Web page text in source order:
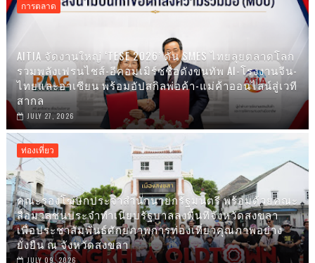
การตลาด
AITIA จัดงานใหญ่ ‘TESE 2026’ ดัน SMES ไทยลุยตลาดโลก
รวมพลังเฟรนไชส์-อีคอมเมิร์ซชื่อดังขนทัพ AI-โรงงานจีน-
ไทยและอาเซียน พร้อมอัปสกิลพ่อค้า-แม่ค้าออนไลน์สู่เวที
สากล
JULY 27, 2026
ท่องเที่ยว
คณะรองโฆษกประจำสำนักนายกรัฐมนตรี พร้อมด้วยคณะ
สื่อมวลชนประจำทำเนียบรัฐบาลลงพื้นที่จังหวัดสงขลา
เพื่อประชาสัมพันธ์ศักยภาพการท่องเที่ยวคุณภาพอย่าง
ยั่งยืน ณ จังหวัดสงขลา
JULY 09, 2026